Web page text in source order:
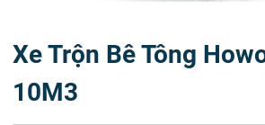
Xe Trộn Bê Tông
10M3